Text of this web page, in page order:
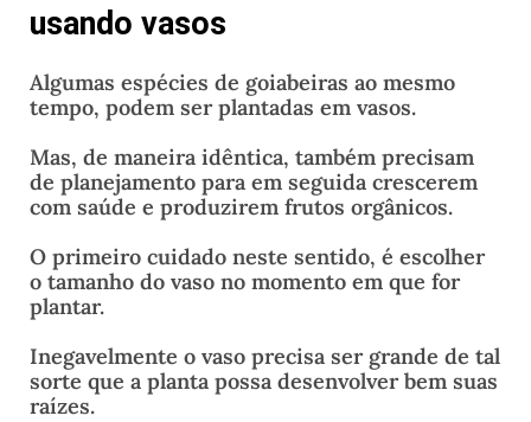
usando vasos
Algumas espécies de goiabeiras ao mesmo
tempo, podem ser plantadas em vasos.
Mas, de maneira idêntica, também precisam
de planejamento para em seguida crescerem
com saúde e produzirem frutos orgânicos.
O primeiro cuidado neste sentido, é escolher
o tamanho do vaso no momento em que for
plantar.
Inegavelmente o vaso precisa ser grande de tal
sorte que a planta possa desenvolver bem suas
raízes.